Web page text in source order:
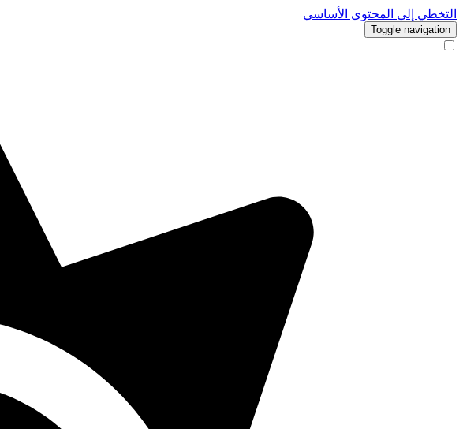
التخطي إلى المحتوى الأساسي
Toggle navigation